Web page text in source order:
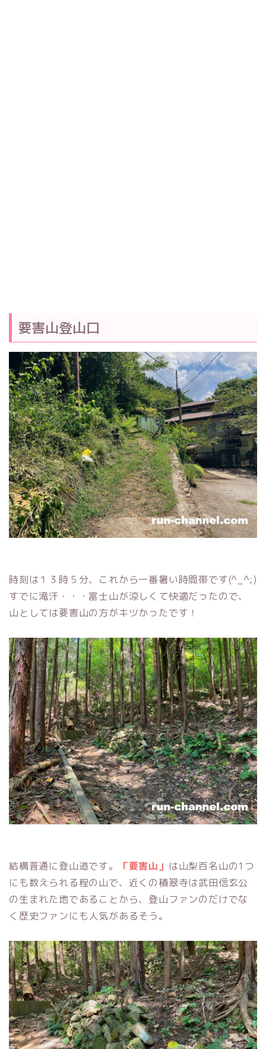
要害山登山口
時刻は１３時５分、これから一番暑い時間帯です(^_^;)
すでに滝汗・・・富士山が涼しくて快適だったので、
山としては要害山の方がキツかったです！
結構普通に登山道です。 「要害山」 は山梨百名山の1つ
にも数えられる程の山で、近くの積翠寺は武田信玄公
の生まれた地であることから、登山ファンのだけでな
く歴史ファンにも人気があるそう。